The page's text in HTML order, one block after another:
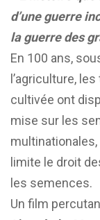
d’une guerre
la guerre des
En 100 ans,
l’agriculture,
cultivée ont
mise sur les
limite le droit
les semences.
Un film